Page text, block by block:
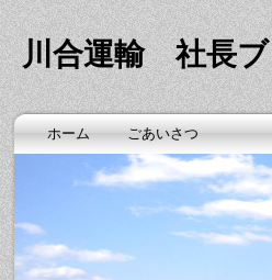
川合運輸 社長
ホーム ごあいさつ